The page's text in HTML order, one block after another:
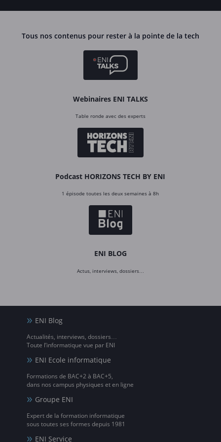
Tous nos contenus pour rester à la pointe de la tech
Webinaires ENI TALKS
Table ronde avec des experts
Podcast HORIZONS TECH BY ENI
1 épisode toutes les deux semaines à 8h
ENI BLOG
Actus, interviews, dossiers…
ENI Blog
Actualités, interviews, dossiers…
Toute l’informatique vue par ENI
ENI Ecole informatique
Formations de BAC+2 à BAC+5,
dans nos campus physiques et en ligne
Groupe ENI
Expert de la formation informatique
sous toutes ses formes depuis 1981
ENI Service